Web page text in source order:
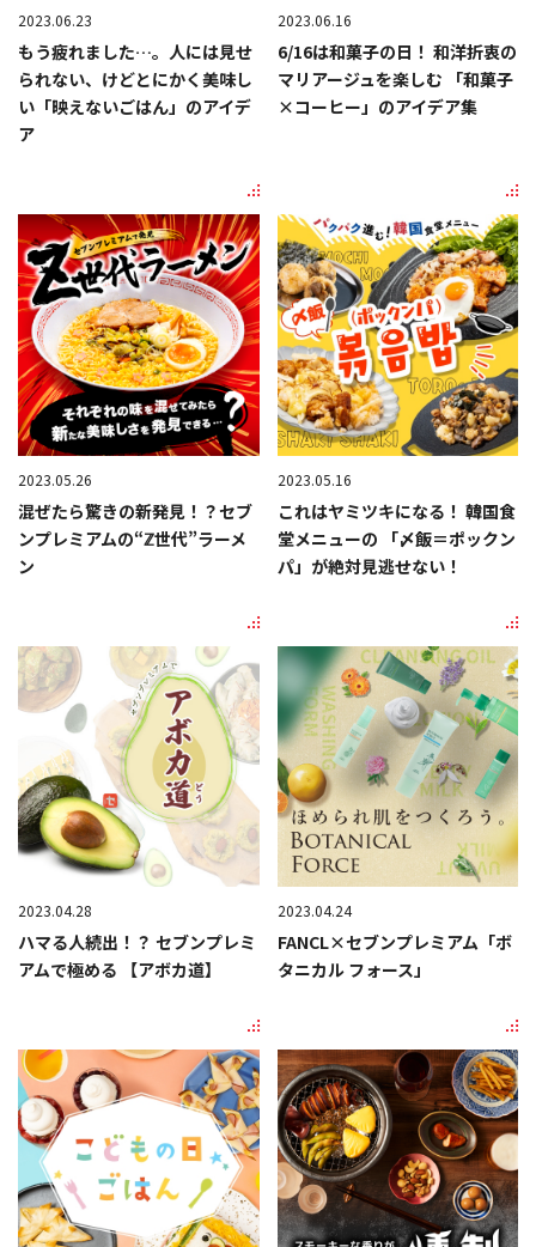
2023.06.23
もう疲れました…。人には見せ
られない、けどとにかく美味し
い「映えないごはん」のアイデ
ア
2023.06.16
6/16は和菓子の日！ 和洋折衷の
マリアージュを楽しむ 「和菓子
×コーヒー」のアイデア集
2023.05.26
混ぜたら驚きの新発見！？セブ
ンプレミアムの“ℤ世代”ラーメ
ン
2023.05.16
これはヤミツキになる！ 韓国食
堂メニューの 「〆飯＝ポックン
パ」が絶対見逃せない！
2023.04.28
ハマる人続出！？ セブンプレミ
アムで極める 【アボカ道】
2023.04.24
FANCL×セブンプレミアム「ボ
タニカル フォース」